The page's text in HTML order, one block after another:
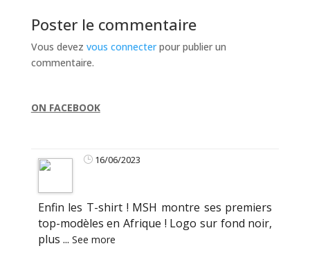
Poster le commentaire
Vous devez vous connecterpour publier un
commentaire.
ON FACEBOOK
16/06/2023
Enfin les T-shirt ! MSH montre ses premiers
top-modèles en Afrique ! Logo sur fond noir,
plus ... See more